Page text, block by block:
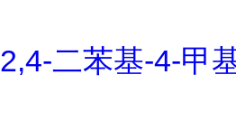
2,4-二苯基-4-甲